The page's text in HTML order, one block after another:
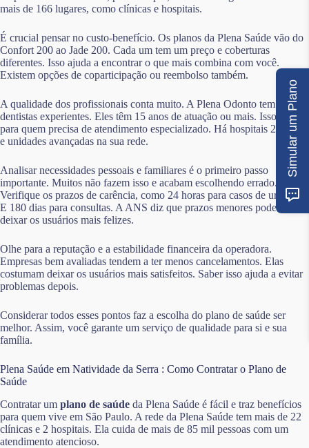
mais de 166 lugares, como clínicas e hospitais.
É crucial pensar no custo-benefício. Os planos da Plena Saúde vão do
Confort 200 ao Jade 200. Cada um tem um preço e coberturas
diferentes. Isso ajuda a encontrar o que mais combina com você.
Existem opções de coparticipação ou reembolso também.
A qualidade dos profissionais conta muito. A Plena Odonto tem
dentistas experientes. Eles têm 15 anos de atuação ou mais. Isso é bom
para quem precisa de atendimento especializado. Há hospitais 24 horas
e unidades avançadas na sua rede.
Analisar necessidades pessoais e familiares é o primeiro passo
importante. Muitos não fazem isso e acabam escolhendo errado.
Verifique os prazos de carência, como 24 horas para casos de urgência.
E 180 dias para consultas. A ANS diz que prazos menores podem
deixar os usuários mais felizes.
Olhe para a reputação e a estabilidade financeira da operadora.
Empresas bem avaliadas tendem a ter menos cancelamentos. Elas
costumam deixar os usuários mais satisfeitos. Saber isso ajuda a evitar
problemas depois.
Considerar todos esses pontos faz a escolha do plano de saúde ser
melhor. Assim, você garante um serviço de qualidade para si e sua
família.
Plena Saúde em Natividade da Serra : Como Contratar o Plano de
Saúde
Contratar um plano de saúde da Plena Saúde é fácil e traz benefícios
para quem vive em São Paulo. A rede da Plena Saúde tem mais de 22
clínicas e 2 hospitais. Ela cuida de mais de 85 mil pessoas com um
atendimento atencioso.
Simular um Plano